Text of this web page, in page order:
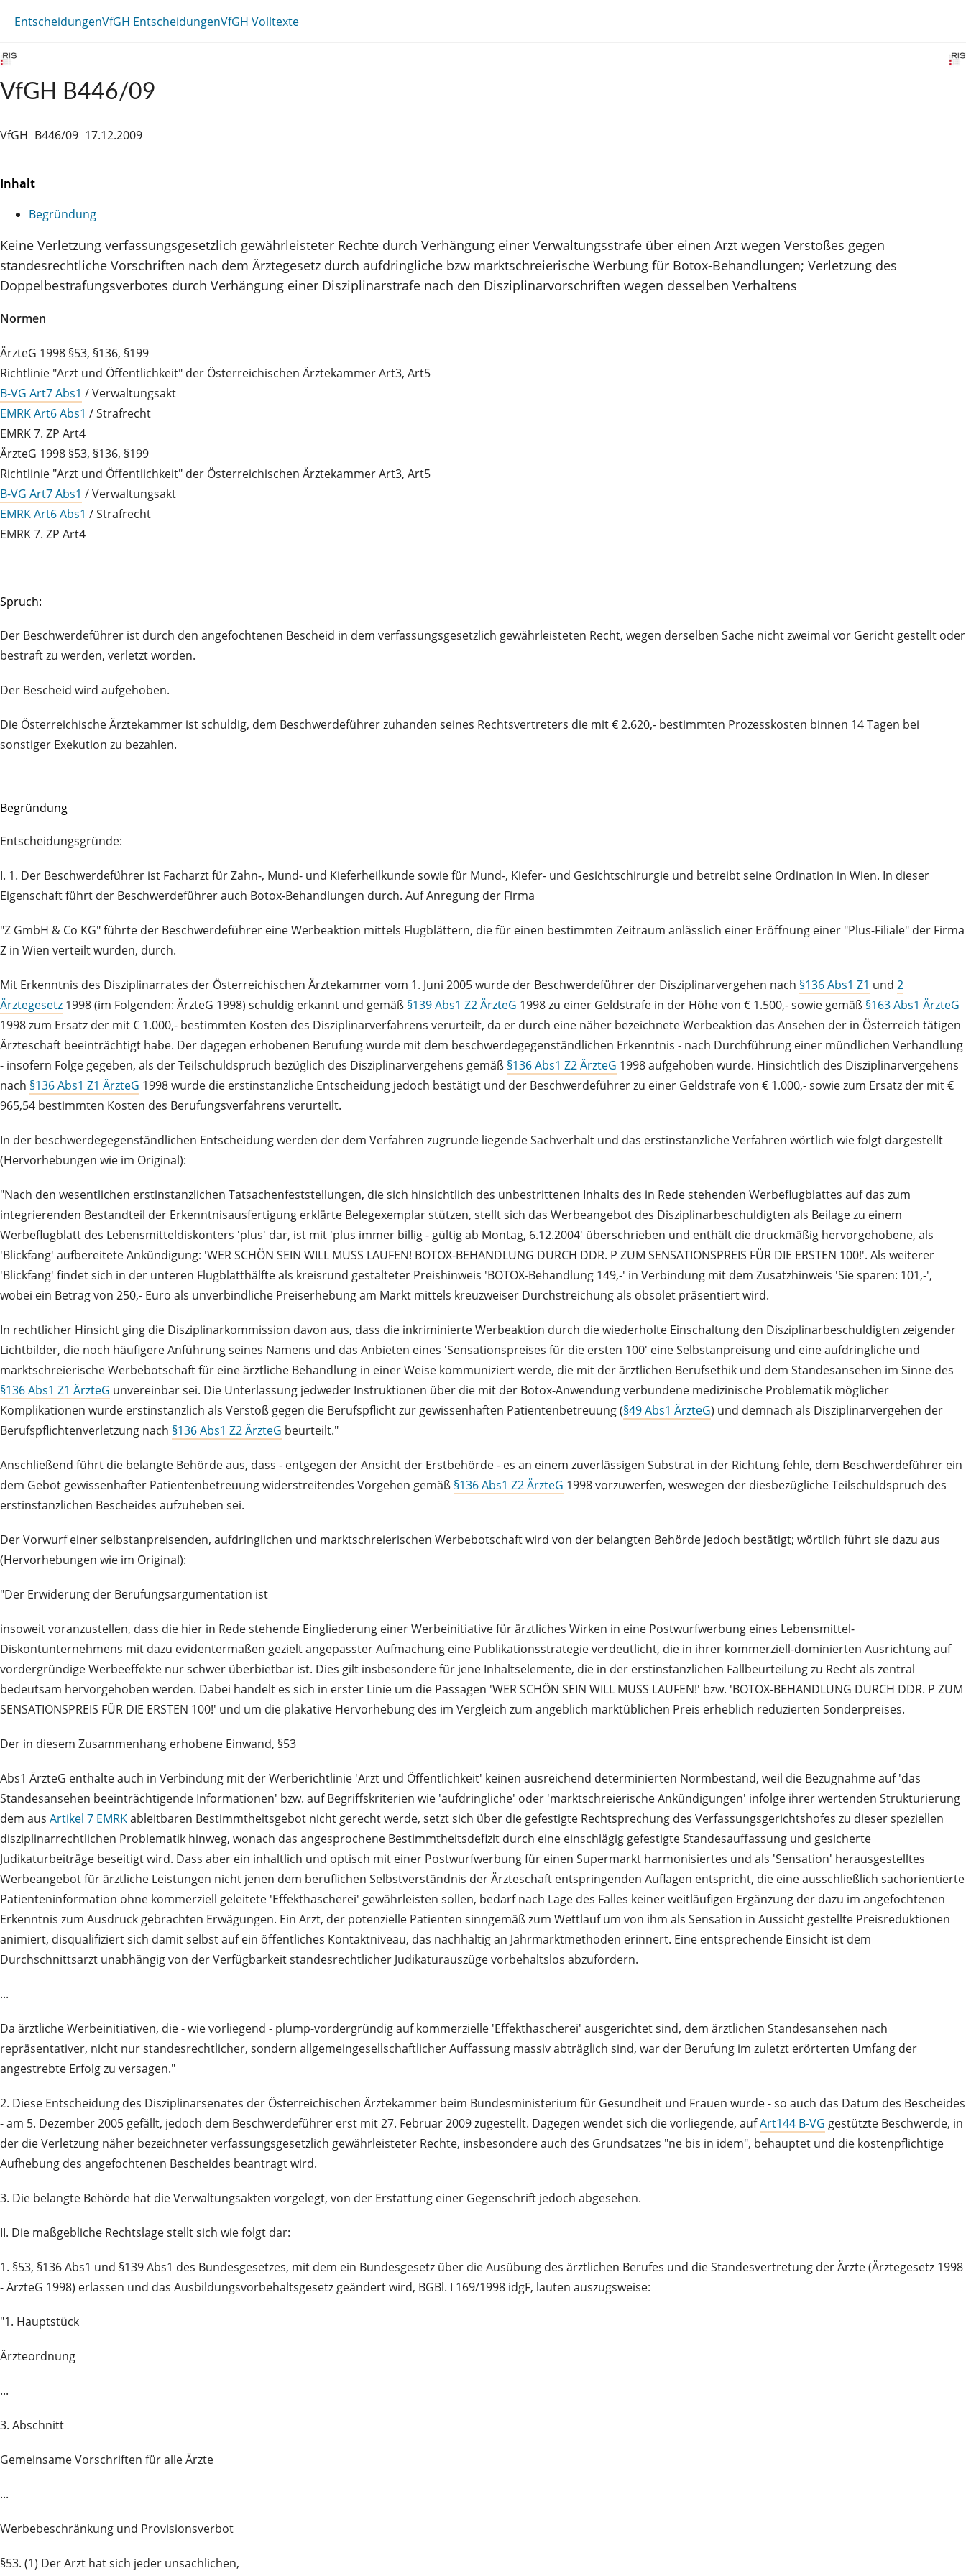
EntscheidungenVfGH EntscheidungenVfGH Volltexte
VfGH B446/09
VfGH B446/09 17.12.2009
Inhalt
Begründung
Keine Verletzung verfassungsgesetzlich gewährleisteter Rechte durch Verhängung einer Verwaltungsstrafe über einen Arzt wegen Verstoßes gegen
standesrechtliche Vorschriften nach dem Ärztegesetz durch aufdringliche bzw marktschreierische Werbung für Botox-Behandlungen; Verletzung des
Doppelbestrafungsverbotes durch Verhängung einer Disziplinarstrafe nach den Disziplinarvorschriften wegen desselben Verhaltens
Normen
ÄrzteG 1998 §53, §136, §199
Richtlinie "Arzt und Öffentlichkeit" der Österreichischen Ärztekammer Art3, Art5
B-VG Art7 Abs1 / Verwaltungsakt
EMRK Art6 Abs1 / Strafrecht
EMRK 7. ZP Art4
ÄrzteG 1998 §53, §136, §199
Richtlinie "Arzt und Öffentlichkeit" der Österreichischen Ärztekammer Art3, Art5
B-VG Art7 Abs1 / Verwaltungsakt
EMRK Art6 Abs1 / Strafrecht
EMRK 7. ZP Art4
Spruch:
Der Beschwerdeführer ist durch den angefochtenen Bescheid in dem verfassungsgesetzlich gewährleisteten Recht, wegen derselben Sache nicht zweimal vor Gericht gestellt oder
bestraft zu werden, verletzt worden.
Der Bescheid wird aufgehoben.
Die Österreichische Ärztekammer ist schuldig, dem Beschwerdeführer zuhanden seines Rechtsvertreters die mit € 2.620,- bestimmten Prozesskosten binnen 14 Tagen bei
sonstiger Exekution zu bezahlen.
Begründung
Entscheidungsgründe:
I. 1. Der Beschwerdeführer ist Facharzt für Zahn-, Mund- und Kieferheilkunde sowie für Mund-, Kiefer- und Gesichtschirurgie und betreibt seine Ordination in Wien. In dieser
Eigenschaft führt der Beschwerdeführer auch Botox-Behandlungen durch. Auf Anregung der Firma
"Z GmbH & Co KG" führte der Beschwerdeführer eine Werbeaktion mittels Flugblättern, die für einen bestimmten Zeitraum anlässlich einer Eröffnung einer "Plus-Filiale" der Firma
Z in Wien verteilt wurden, durch.
Mit Erkenntnis des Disziplinarrates der Österreichischen Ärztekammer vom 1. Juni 2005 wurde der Beschwerdeführer der Disziplinarvergehen nach §136 Abs1 Z1 und 2
Ärztegesetz 1998 (im Folgenden: ÄrzteG 1998) schuldig erkannt und gemäß §139 Abs1 Z2 ÄrzteG 1998 zu einer Geldstrafe in der Höhe von € 1.500,- sowie gemäß §163 Abs1 ÄrzteG
1998 zum Ersatz der mit € 1.000,- bestimmten Kosten des Disziplinarverfahrens verurteilt, da er durch eine näher bezeichnete Werbeaktion das Ansehen der in Österreich tätigen
Ärzteschaft beeinträchtigt habe. Der dagegen erhobenen Berufung wurde mit dem beschwerdegegenständlichen Erkenntnis - nach Durchführung einer mündlichen Verhandlung
- insofern Folge gegeben, als der Teilschuldspruch bezüglich des Disziplinarvergehens gemäß §136 Abs1 Z2 ÄrzteG 1998 aufgehoben wurde. Hinsichtlich des Disziplinarvergehens
nach §136 Abs1 Z1 ÄrzteG 1998 wurde die erstinstanzliche Entscheidung jedoch bestätigt und der Beschwerdeführer zu einer Geldstrafe von € 1.000,- sowie zum Ersatz der mit €
965,54 bestimmten Kosten des Berufungsverfahrens verurteilt.
In der beschwerdegegenständlichen Entscheidung werden der dem Verfahren zugrunde liegende Sachverhalt und das erstinstanzliche Verfahren wörtlich wie folgt dargestellt
(Hervorhebungen wie im Original):
"Nach den wesentlichen erstinstanzlichen Tatsachenfeststellungen, die sich hinsichtlich des unbestrittenen Inhalts des in Rede stehenden Werbeflugblattes auf das zum
integrierenden Bestandteil der Erkenntnisausfertigung erklärte Belegexemplar stützen, stellt sich das Werbeangebot des Disziplinarbeschuldigten als Beilage zu einem
Werbeflugblatt des Lebensmitteldiskonters 'plus' dar, ist mit 'plus immer billig - gültig ab Montag, 6.12.2004' überschrieben und enthält die druckmäßig hervorgehobene, als
'Blickfang' aufbereitete Ankündigung: 'WER SCHÖN SEIN WILL MUSS LAUFEN! BOTOX-BEHANDLUNG DURCH DDR. P ZUM SENSATIONSPREIS FÜR DIE ERSTEN 100!'. Als weiterer
'Blickfang' findet sich in der unteren Flugblatthälfte als kreisrund gestalteter Preishinweis 'BOTOX-Behandlung 149,-' in Verbindung mit dem Zusatzhinweis 'Sie sparen: 101,-',
wobei ein Betrag von 250,- Euro als unverbindliche Preiserhebung am Markt mittels kreuzweiser Durchstreichung als obsolet präsentiert wird.
In rechtlicher Hinsicht ging die Disziplinarkommission davon aus, dass die inkriminierte Werbeaktion durch die wiederholte Einschaltung den Disziplinarbeschuldigten zeigender
Lichtbilder, die noch häufigere Anführung seines Namens und das Anbieten eines 'Sensationspreises für die ersten 100' eine Selbstanpreisung und eine aufdringliche und
marktschreierische Werbebotschaft für eine ärztliche Behandlung in einer Weise kommuniziert werde, die mit der ärztlichen Berufsethik und dem Standesansehen im Sinne des
§136 Abs1 Z1 ÄrzteG unvereinbar sei. Die Unterlassung jedweder Instruktionen über die mit der Botox-Anwendung verbundene medizinische Problematik möglicher
Komplikationen wurde erstinstanzlich als Verstoß gegen die Berufspflicht zur gewissenhaften Patientenbetreuung (§49 Abs1 ÄrzteG) und demnach als Disziplinarvergehen der
Berufspflichtenverletzung nach §136 Abs1 Z2 ÄrzteG beurteilt."
Anschließend führt die belangte Behörde aus, dass - entgegen der Ansicht der Erstbehörde - es an einem zuverlässigen Substrat in der Richtung fehle, dem Beschwerdeführer ein
dem Gebot gewissenhafter Patientenbetreuung widerstreitendes Vorgehen gemäß §136 Abs1 Z2 ÄrzteG 1998 vorzuwerfen, weswegen der diesbezügliche Teilschuldspruch des
erstinstanzlichen Bescheides aufzuheben sei.
Der Vorwurf einer selbstanpreisenden, aufdringlichen und marktschreierischen Werbebotschaft wird von der belangten Behörde jedoch bestätigt; wörtlich führt sie dazu aus
(Hervorhebungen wie im Original):
"Der Erwiderung der Berufungsargumentation ist
insoweit voranzustellen, dass die hier in Rede stehende Eingliederung einer Werbeinitiative für ärztliches Wirken in eine Postwurfwerbung eines Lebensmittel-
Diskontunternehmens mit dazu evidentermaßen gezielt angepasster Aufmachung eine Publikationsstrategie verdeutlicht, die in ihrer kommerziell-dominierten Ausrichtung auf
vordergründige Werbeeffekte nur schwer überbietbar ist. Dies gilt insbesondere für jene Inhaltselemente, die in der erstinstanzlichen Fallbeurteilung zu Recht als zentral
bedeutsam hervorgehoben werden. Dabei handelt es sich in erster Linie um die Passagen 'WER SCHÖN SEIN WILL MUSS LAUFEN!' bzw. 'BOTOX-BEHANDLUNG DURCH DDR. P ZUM
SENSATIONSPREIS FÜR DIE ERSTEN 100!' und um die plakative Hervorhebung des im Vergleich zum angeblich marktüblichen Preis erheblich reduzierten Sonderpreises.
Der in diesem Zusammenhang erhobene Einwand, §53
Abs1 ÄrzteG enthalte auch in Verbindung mit der Werberichtlinie 'Arzt und Öffentlichkeit' keinen ausreichend determinierten Normbestand, weil die Bezugnahme auf 'das
Standesansehen beeinträchtigende Informationen' bzw. auf Begriffskriterien wie 'aufdringliche' oder 'marktschreierische Ankündigungen' infolge ihrer wertenden Strukturierung
dem aus Artikel 7 EMRKableitbaren Bestimmtheitsgebot nicht gerecht werde, setzt sich über die gefestigte Rechtsprechung des Verfassungsgerichtshofes zu dieser speziellen
disziplinarrechtlichen Problematik hinweg, wonach das angesprochene Bestimmtheitsdefizit durch eine einschlägig gefestigte Standesauffassung und gesicherte
Judikaturbeiträge beseitigt wird. Dass aber ein inhaltlich und optisch mit einer Postwurfwerbung für einen Supermarkt harmonisiertes und als 'Sensation' herausgestelltes
Werbeangebot für ärztliche Leistungen nicht jenen dem beruflichen Selbstverständnis der Ärzteschaft entspringenden Auflagen entspricht, die eine ausschließlich sachorientierte
Patienteninformation ohne kommerziell geleitete 'Effekthascherei' gewährleisten sollen, bedarf nach Lage des Falles keiner weitläufigen Ergänzung der dazu im angefochtenen
Erkenntnis zum Ausdruck gebrachten Erwägungen. Ein Arzt, der potenzielle Patienten sinngemäß zum Wettlauf um von ihm als Sensation in Aussicht gestellte Preisreduktionen
animiert, disqualifiziert sich damit selbst auf ein öffentliches Kontaktniveau, das nachhaltig an Jahrmarktmethoden erinnert. Eine entsprechende Einsicht ist dem
Durchschnittsarzt unabhängig von der Verfügbarkeit standesrechtlicher Judikaturauszüge vorbehaltslos abzufordern.
...
Da ärztliche Werbeinitiativen, die - wie vorliegend - plump-vordergründig auf kommerzielle 'Effekthascherei' ausgerichtet sind, dem ärztlichen Standesansehen nach
repräsentativer, nicht nur standesrechtlicher, sondern allgemeingesellschaftlicher Auffassung massiv abträglich sind, war der Berufung im zuletzt erörterten Umfang der
angestrebte Erfolg zu versagen."
2. Diese Entscheidung des Disziplinarsenates der Österreichischen Ärztekammer beim Bundesministerium für Gesundheit und Frauen wurde - so auch das Datum des Bescheides
- am 5. Dezember 2005 gefällt, jedoch dem Beschwerdeführer erst mit 27. Februar 2009 zugestellt. Dagegen wendet sich die vorliegende, aufArt144 B-VG gestützte Beschwerde, in
der die Verletzung näher bezeichneter verfassungsgesetzlich gewährleisteter Rechte, insbesondere auch des Grundsatzes "ne bis in idem", behauptet und die kostenpflichtige
Aufhebung des angefochtenen Bescheides beantragt wird.
3. Die belangte Behörde hat die Verwaltungsakten vorgelegt, von der Erstattung einer Gegenschrift jedoch abgesehen.
II. Die maßgebliche Rechtslage stellt sich wie folgt dar:
1. §53, §136 Abs1 und §139 Abs1 des Bundesgesetzes, mit dem ein Bundesgesetz über die Ausübung des ärztlichen Berufes und die Standesvertretung der Ärzte (Ärztegesetz 1998
- ÄrzteG 1998) erlassen und das Ausbildungsvorbehaltsgesetz geändert wird, BGBl. I 169/1998 idgF, lauten auszugsweise:
"1. Hauptstück
Ärzteordnung
...
3. Abschnitt
Gemeinsame Vorschriften für alle Ärzte
...
Werbebeschränkung und Provisionsverbot
§53. (1) Der Arzt hat sich jeder unsachlichen,